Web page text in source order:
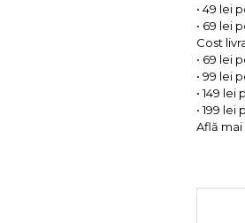
• 49 lei
• 69 lei
Cost
• 69 lei
• 99 lei
• 149
• 199
Află